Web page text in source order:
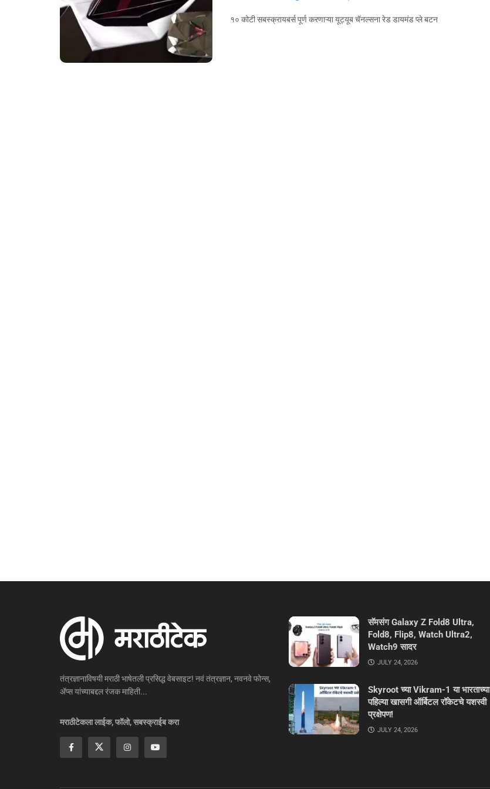
१० कोटी सबस्क्रायबर्स पूर्ण करणाऱ्या यूट्यूब चॅनल्सना रेड डायमंड प्ले बटन
तंत्रज्ञानाविषयी मराठी भाषेतली प्रसिद्ध वेबसाइट! नवं तंत्रज्ञान, नवनवे फोन्स,
ॲप्स यांच्याबद्दल रंजक माहिती...
मराठीटेकला लाईक, फॉलो, सबस्क्राईब करा
सॅमसंग Galaxy Z Fold8 Ultra,
Fold8, Flip8, Watch Ultra2,
Watch9 सादर
JULY 24, 2026
Skyroot च्या Vikram-1 या भारताच्या
पहिल्या खासगी ऑर्बिटल रॉकेटचे यशस्वी
प्रक्षेपण!
JULY 24, 2026